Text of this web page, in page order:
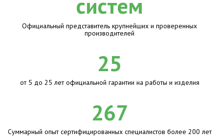
Официальный представитель крупнейших и проверенных
производителей
25
от 5 до 25 лет официальной гарантии на работы и изделия
267
Суммарный опыт сертифицированных специалистов более 200 лет